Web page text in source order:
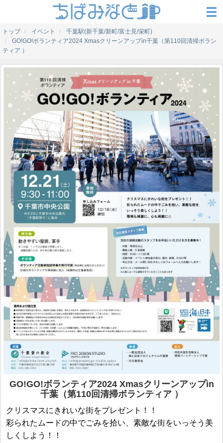
トップ イベント
千葉駅(新千葉/新町/富士見/栄町)
GO!GO!ボランティア2024 Xmasクリーンアップin千葉（第110回清掃ボラン
ティア ）
GO!GO!ボランティア2024 Xmasクリーンアップin
千葉（第110回清掃ボランティア ）
クリスマスにきれいな街をプレゼント！！
彩られたムードの中でごみを拾い、素敵な街をいっそう美
しくしよう！！